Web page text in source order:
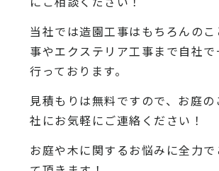
当社では造園工事はもちろんのこ
事やエクステリア工事まで自社
行っております。
見積もりは無料ですので、お庭の
社にお気軽にご連絡ください！
お庭や木に関するお悩みに全力